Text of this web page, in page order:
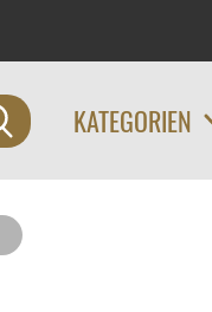
KATEGORIEN